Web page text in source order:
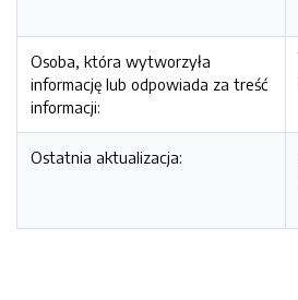
Osoba, która wytworzyła
informację lub odpowiada za treść
informacji:
Ostatnia aktualizacja: